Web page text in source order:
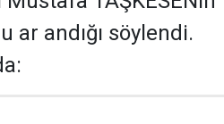
ar andığı söylendi.